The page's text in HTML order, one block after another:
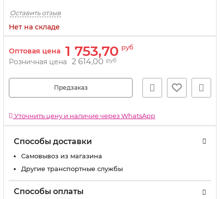
Оставить отзыв
Нет на складе
Оптовая цена 1 753,70 руб
Розничная цена 2 614,00 руб
Предзаказ
Уточнить цену и наличие через WhatsApp
Способы доставки
Самовывоз из магазина
Другие транспортные службы
Способы оплаты